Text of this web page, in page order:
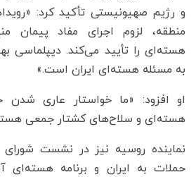
و رژیم صهیونیستی تأکید کرد:
منطقه، لزوم اجرای مفاد پیمان
هسته‌ای را تأیید می‌کند. دیپلماسی
به مسئله هسته‌ای ایران است.»
او افزود: «ما خواستار عاری شدن
هسته‌ای و سلاح‌های کشتار جمعی
نماینده روسیه نیز در نشست شورای
حملات به ایران و برنامه هسته‌ای